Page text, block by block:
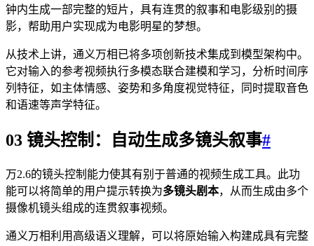
钟内生成一部完整的短片，具有连贯的叙事和电影级别的摄
影，帮助用户实现成为电影明星的梦想。
从技术上讲，通义万相已将多项创新技术集成到模型架构中。
它对输入的参考视频执行多模态联合建模和学习，分析时间序
列特征，如主体情感、姿势和多角度视觉特征，同时提取音色
和语速等声学特征。
03 镜头控制：自动生成多镜头叙事#
万2.6的镜头控制能力使其有别于普通的视频生成工具。此功
能可以将简单的用户提示转换为多镜头剧本，从而生成由多个
摄像机镜头组成的连贯叙事视频。
通义万相利用高级语义理解，可以将原始输入构建成具有完整